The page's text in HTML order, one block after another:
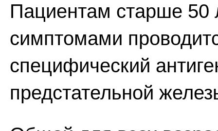
Пациентам старше
симптомами
специфический
предстательной